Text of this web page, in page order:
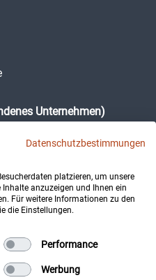
Unternehmen)
Datenschutzbestimmungen
platzieren, um unsere
anzuzeigen und Ihnen ein
Für weitere Informationen zu den
die Einstellungen.
Performance
Werbung